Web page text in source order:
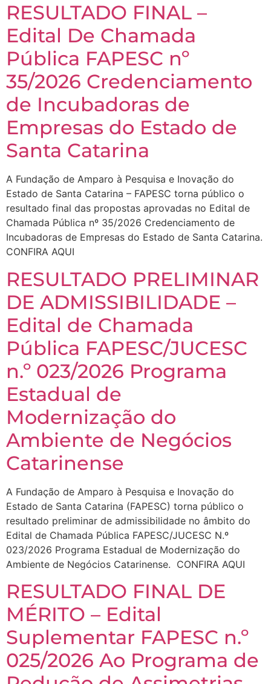
RESULTADO FINAL –
Edital De Chamada
Pública FAPESC nº
35/2026 Credenciamento
de Incubadoras de
Empresas do Estado de
Santa Catarina
A Fundação de Amparo à Pesquisa e Inovação do
Estado de Santa Catarina – FAPESC torna público o
resultado final das propostas aprovadas no Edital de
Chamada Pública nº 35/2026 Credenciamento de
Incubadoras de Empresas do Estado de Santa Catarina.
CONFIRA AQUI
RESULTADO PRELIMINAR
DE ADMISSIBILIDADE –
Edital de Chamada
Pública FAPESC/JUCESC
n.º 023/2026 Programa
Estadual de
Modernização do
Ambiente de Negócios
Catarinense
A Fundação de Amparo à Pesquisa e Inovação do
Estado de Santa Catarina (FAPESC) torna público o
resultado preliminar de admissibilidade no âmbito do
Edital de Chamada Pública FAPESC/JUCESC N.º
023/2026 Programa Estadual de Modernização do
Ambiente de Negócios Catarinense. CONFIRA AQUI
RESULTADO FINAL DE
MÉRITO – Edital
Suplementar FAPESC n.º
025/2026 Ao Programa de